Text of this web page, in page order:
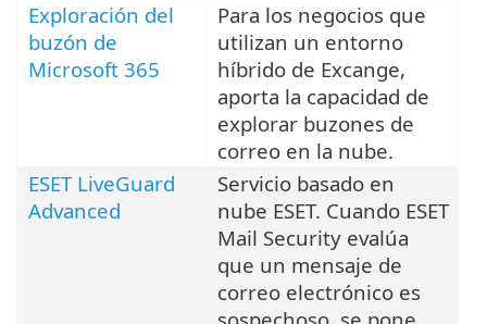
Exploración del
buzón de
Microsoft 365
Para los negocios que
utilizan un entorno
híbrido de Excange,
aporta la capacidad de
explorar buzones de
correo en la nube.
ESET LiveGuard
Advanced
Servicio basado en
nube ESET. Cuando ESET
Mail Security evalúa
que un mensaje de
correo electrónico es